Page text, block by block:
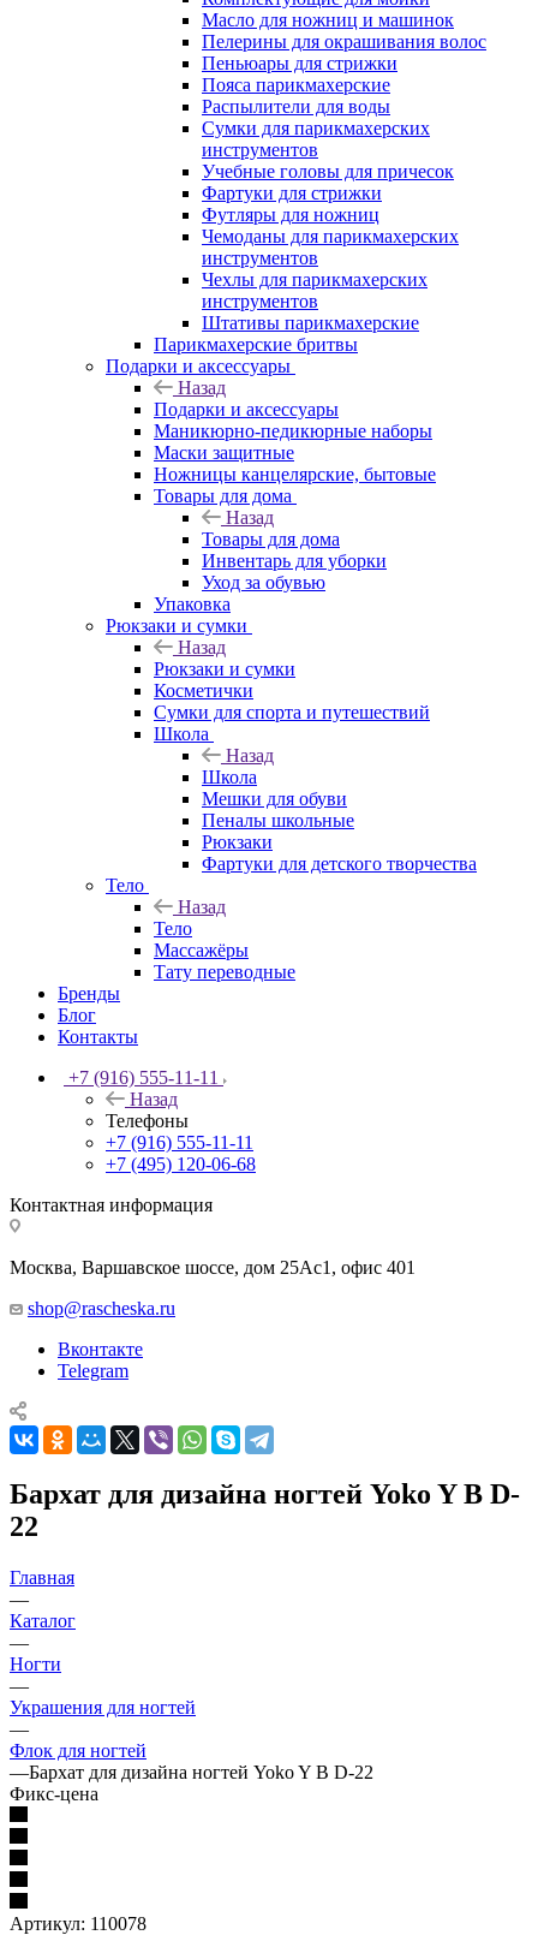
Масло для ножниц и машинок
Пелерины для окрашивания волос
Пеньюары для стрижки
Пояса парикмахерские
Распылители для воды
Сумки для парикмахерских
инструментов
Учебные головы для причесок
Фартуки для стрижки
Футляры для ножниц
Чемоданы для парикмахерских
инструментов
Чехлы для парикмахерских
инструментов
Штативы парикмахерские
Парикмахерские бритвы
Подарки и аксессуары
Назад
Подарки и аксессуары
Маникюрно-педикюрные наборы
Маски защитные
Ножницы канцелярские, бытовые
Товары для дома
Назад
Товары для дома
Инвентарь для уборки
Уход за обувью
Упаковка
Рюкзаки и сумки
Назад
Рюкзаки и сумки
Косметички
Сумки для спорта и путешествий
Школа
Назад
Школа
Мешки для обуви
Пеналы школьные
Рюкзаки
Фартуки для детского творчества
Тело
Назад
Тело
Массажёры
Тату переводные
Бренды
Блог
Контакты
+7 (916) 555-11-11
Назад
Телефоны
+7 (916) 555-11-11
+7 (495) 120-06-68
Контактная информация
Москва, Варшавское шоссе, дом 25Аc1, офис 401
shop@rascheska.ru
Вконтакте
Telegram
Бархат для дизайна ногтей Yoko Y B D-
22
Главная
—
Каталог
—
Ногти
—
Украшения для ногтей
—
Флок для ногтей
—Бархат для дизайна ногтей Yoko Y B D-22
Фикс-цена
Артикул: 110078